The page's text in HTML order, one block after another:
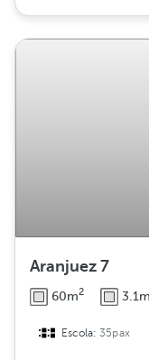
Aranjuez 7
60m2
Escola:35pax